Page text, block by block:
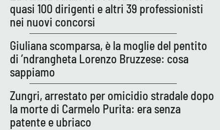
quasi 100 dirigenti e altri 39 professionisti
nei nuovi concorsi
Giuliana scomparsa, è la moglie del pentito
di ’ndrangheta Lorenzo Bruzzese: cosa
sappiamo
Zungri, arrestato per omicidio stradale dopo
la morte di Carmelo Purita: era senza
patente e ubriaco